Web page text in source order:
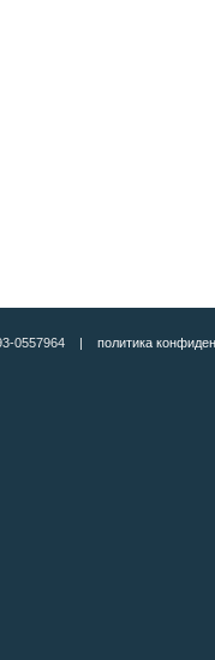
#93-0557964 |политика